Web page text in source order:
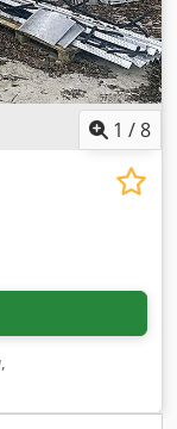
1 /8
,